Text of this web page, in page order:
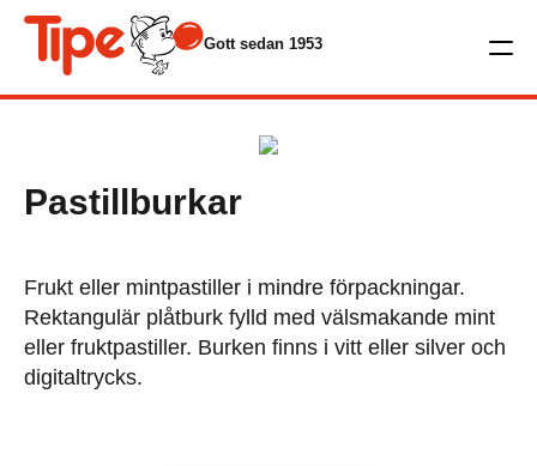
Gott sedan 1953
Pastillburkar
Frukt eller mintpastiller i mindre förpackningar.
Rektangulär plåtburk fylld med välsmakande mint
eller fruktpastiller. Burken finns i vitt eller silver och
digitaltrycks.